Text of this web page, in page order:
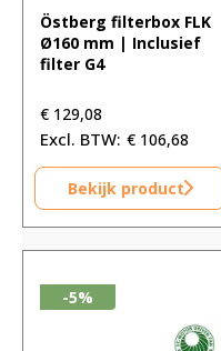
Östberg filterbox FLK
Ø160 mm | Inclusief
filter G4
€ 129,08
€ 106,68
Bekijk product
-5%